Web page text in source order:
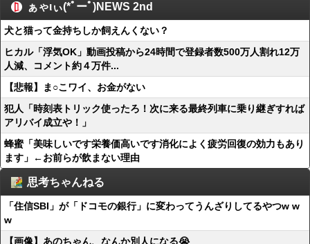
ぁゃιぃ(*ﾟーﾟ)NEWS 2nd
犬と猫って金持ちしか飼えんくない？
ヒカル「浮気OK」動画投稿から24時間で登録者数500万人割れ12万
人減、コメント約４万件...
【悲報】ま○こワイ、お金がない
犯人「時刻表トリック使ったろ！次に来る最終列車に乗り継ぎすれば
アリバイ成立や！」
蜂蜜「美味しいです栄養価高いです消化によく疲労回復の効力もあり
ます」←お前らが飲まない理由
思考ちゃんねる
「住信SBI」が「ドコモの銀行」に変わってうんざりしてるやつw w
w
【画像】あのちゃん、なんか別人になる😭